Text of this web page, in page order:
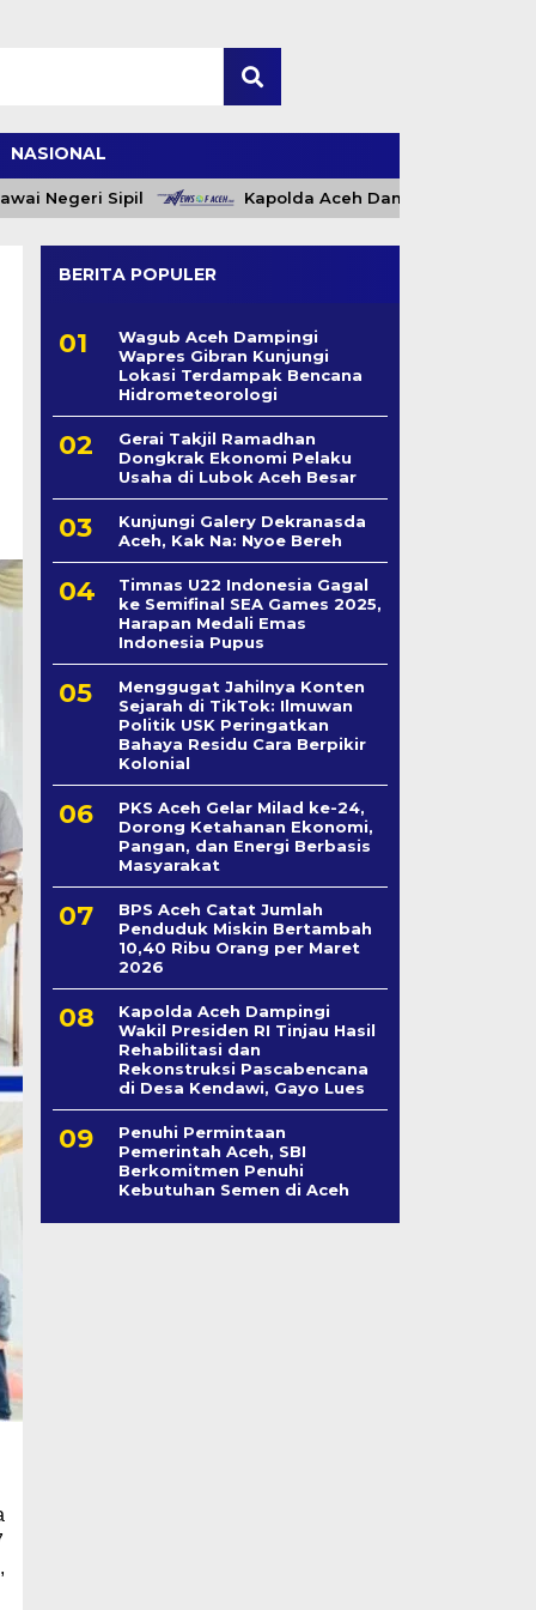
NASIONAL
Sipil Kapolda Aceh Dampingi Wakil
,
BERITA POPULER
Wagub Aceh Dampingi
Wapres Gibran Kunjungi
Lokasi Terdampak Bencana
Hidrometeorologi
Gerai Takjil Ramadhan
Dongkrak Ekonomi Pelaku
Usaha di Lubok Aceh Besar
Kunjungi Galery Dekranasda
Aceh, Kak Na: Nyoe Bereh
Timnas U22 Indonesia Gagal
ke Semifinal SEA Games 2025,
Harapan Medali Emas
Indonesia Pupus
Menggugat Jahilnya Konten
Sejarah di TikTok: Ilmuwan
Politik USK Peringatkan
Bahaya Residu Cara Berpikir
Kolonial
PKS Aceh Gelar Milad ke-24,
Dorong Ketahanan Ekonomi,
Pangan, dan Energi Berbasis
Masyarakat
BPS Aceh Catat Jumlah
Penduduk Miskin Bertambah
10,40 Ribu Orang per Maret
2026
Kapolda Aceh Dampingi
Wakil Presiden RI Tinjau Hasil
Rehabilitasi dan
Rekonstruksi Pascabencana
di Desa Kendawi, Gayo Lues
Penuhi Permintaan
Pemerintah Aceh, SBI
Berkomitmen Penuhi
Kebutuhan Semen di Aceh